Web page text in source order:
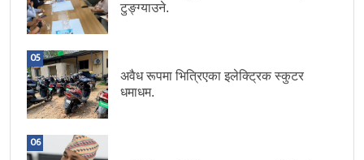
टुङ्ग्याउने.
05
अवैध रूपमा भित्रिएका इलेक्ट्रिक स्कुटर
धमाधम.
06